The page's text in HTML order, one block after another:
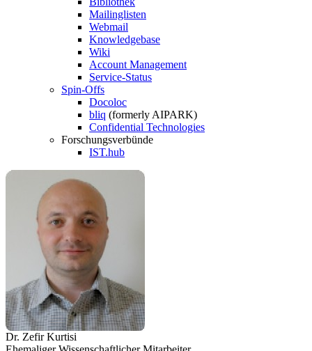
Mailinglisten
Webmail
Knowledgebase
Wiki
Account Management
Service-Status
Spin-Offs
Docoloc
bliq (formerly AIPARK)
Confidential Technologies
Forschungsverbünde
IST.hub
Dr. Zefir Kurtisi